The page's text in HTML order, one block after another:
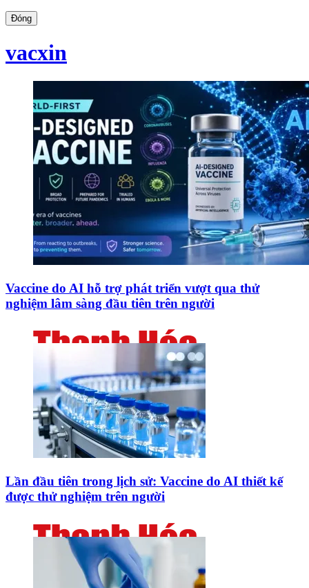
Đóng
vacxin
Vaccine do AI hỗ trợ phát triển vượt qua thử
nghiệm lâm sàng đầu tiên trên người
Lần đầu tiên trong lịch sử: Vaccine do AI thiết kế
được thử nghiệm trên người